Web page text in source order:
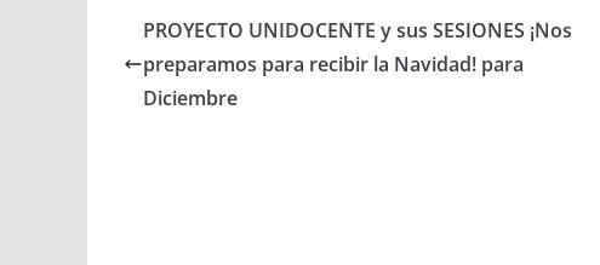
PROYECTO UNIDOCENTE y sus SESIONES ¡Nos
preparamos para recibir la Navidad! para
Diciembre